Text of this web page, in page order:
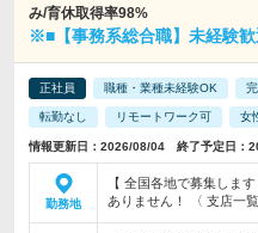
み/育休取得率98%
※■【事務系総合職】未経験
正社員 職種・業種未経験OK
転勤なし リモートワーク可 女
情報更新日：2026/08/04 終了予定日：
勤務地
【 全国各地で募集しま
ありません！ 〈 支店一